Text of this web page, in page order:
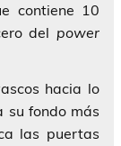
contiene 10
del power
hacia lo
su fondo más
las puertas